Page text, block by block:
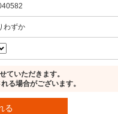
わずか
ていただきます。
る場合がございます。
る